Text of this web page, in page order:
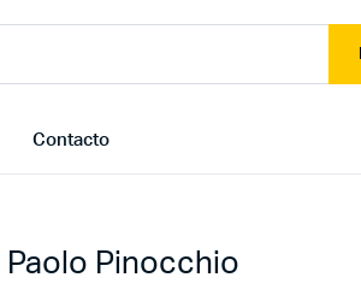
Contacto
Paolo Pinocchio